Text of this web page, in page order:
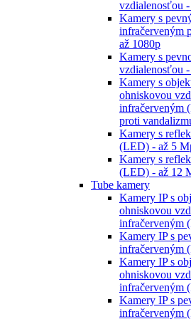
vzdialenosťou
Kamery s
infračerveným
až 1080p
Kamery s
vzdialenosťou
Kamery s
ohniskovou
infračerveným
proti
Kamery s
(LED) - až 5
Kamery s
(LED) - až 12
Tube kamery
Kamery IP s
ohniskovou
infračerveným
Kamery IP s
infračerveným
Kamery IP s
ohniskovou
infračerveným
Kamery IP s
infračerveným